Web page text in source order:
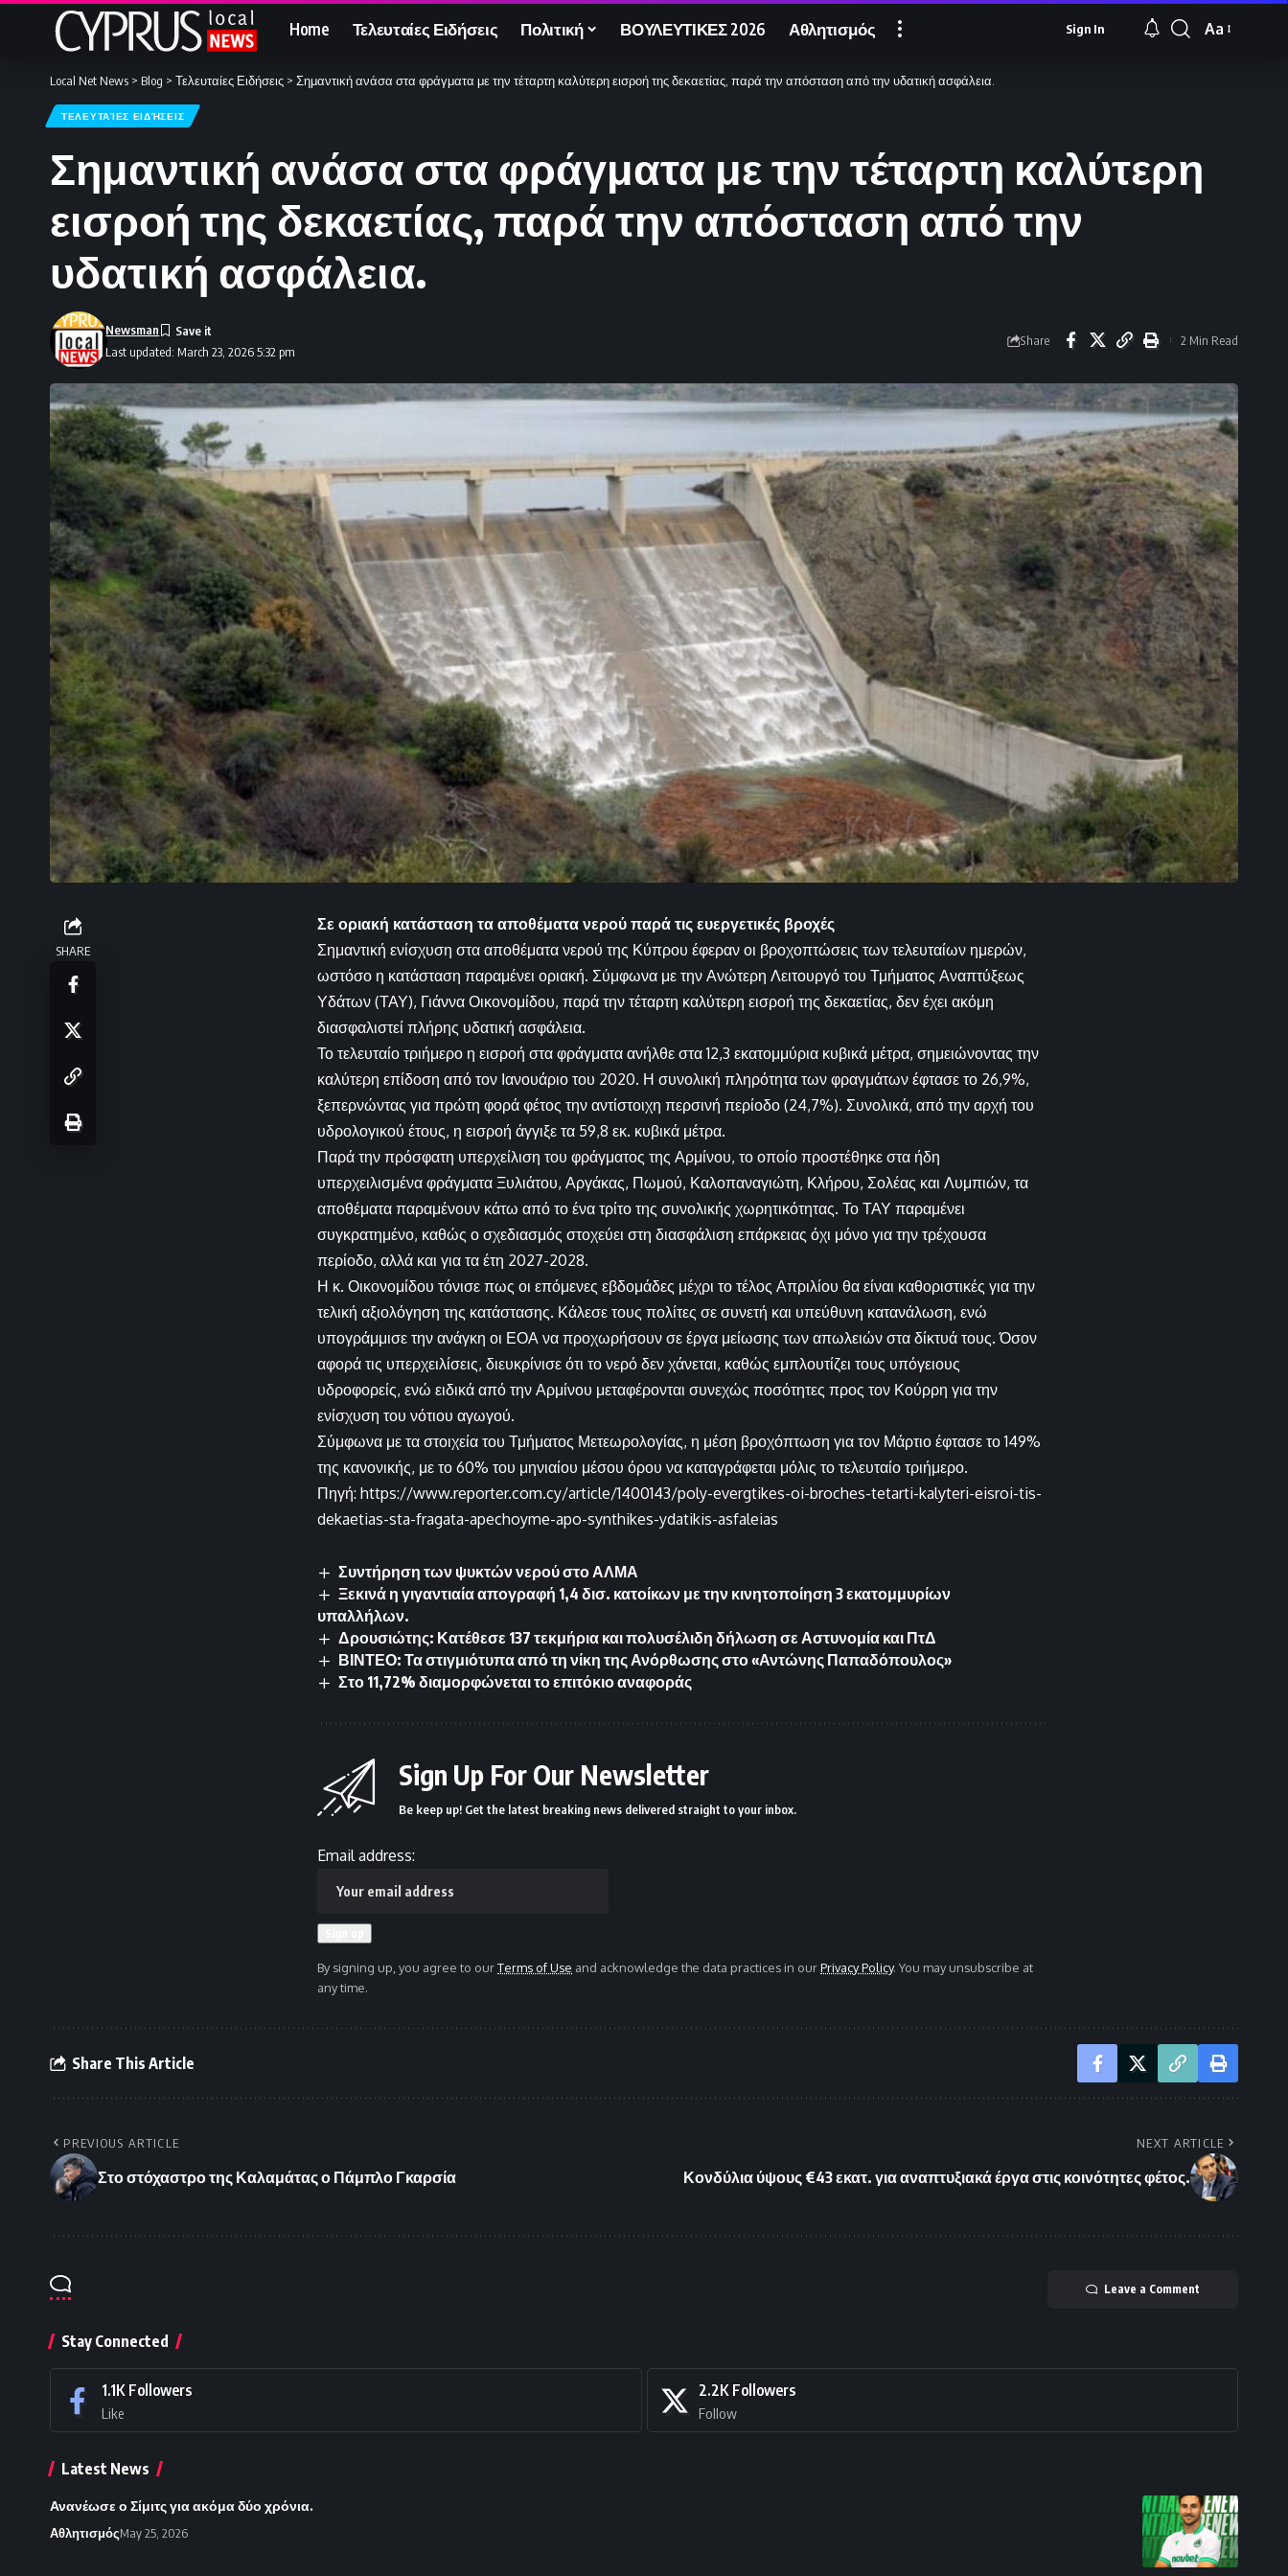
Home Τελευταίες Ειδήσεις Πολιτική ΒΟΥΛΕΥΤΙΚΕΣ 2026 Αθλητισμός Sign In
Font
Aa
Local Net News > Blog > Τελευταίες Ειδήσεις > Σημαντική ανάσα στα φράγματα με την τέταρτη καλύτερη εισροή της δεκαετίας, παρά την απόσταση από την υδατική ασφάλεια.
ΤΕΛΕΥΤΑΊΕΣ ΕΙΔΉΣΕΙΣ
Σημαντική ανάσα στα φράγματα με την τέταρτη καλύτερη
εισροή της δεκαετίας, παρά την απόσταση από την
υδατική ασφάλεια.
Last updated: March 23, 2026 5:32 pm
Newsman
Share 2 Min Read
SHARE
Σε οριακή κατάσταση τα αποθέματα νερού παρά τις ευεργετικές βροχές
Σημαντική ενίσχυση στα αποθέματα νερού της Κύπρου έφεραν οι βροχοπτώσεις των τελευταίων ημερών,
ωστόσο η κατάσταση παραμένει οριακή. Σύμφωνα με την Ανώτερη Λειτουργό του Τμήματος Αναπτύξεως
Υδάτων (ΤΑΥ), Γιάννα Οικονομίδου, παρά την τέταρτη καλύτερη εισροή της δεκαετίας, δεν έχει ακόμη
διασφαλιστεί πλήρης υδατική ασφάλεια.
Το τελευταίο τριήμερο η εισροή στα φράγματα ανήλθε στα 12,3 εκατομμύρια κυβικά μέτρα, σημειώνοντας την
καλύτερη επίδοση από τον Ιανουάριο του 2020. Η συνολική πληρότητα των φραγμάτων έφτασε το 26,9%,
ξεπερνώντας για πρώτη φορά φέτος την αντίστοιχη περσινή περίοδο (24,7%). Συνολικά, από την αρχή του
υδρολογικού έτους, η εισροή άγγιξε τα 59,8 εκ. κυβικά μέτρα.
Παρά την πρόσφατη υπερχείλιση του φράγματος της Αρμίνου, το οποίο προστέθηκε στα ήδη
υπερχειλισμένα φράγματα Ξυλιάτου, Αργάκας, Πωμού, Καλοπαναγιώτη, Κλήρου, Σολέας και Λυμπιών, τα
αποθέματα παραμένουν κάτω από το ένα τρίτο της συνολικής χωρητικότητας. Το ΤΑΥ παραμένει
συγκρατημένο, καθώς ο σχεδιασμός στοχεύει στη διασφάλιση επάρκειας όχι μόνο για την τρέχουσα
περίοδο, αλλά και για τα έτη 2027-2028.
Η κ. Οικονομίδου τόνισε πως οι επόμενες εβδομάδες μέχρι το τέλος Απριλίου θα είναι καθοριστικές για την
τελική αξιολόγηση της κατάστασης. Κάλεσε τους πολίτες σε συνετή και υπεύθυνη κατανάλωση, ενώ
υπογράμμισε την ανάγκη οι ΕΟΑ να προχωρήσουν σε έργα μείωσης των απωλειών στα δίκτυά τους. Όσον
αφορά τις υπερχειλίσεις, διευκρίνισε ότι το νερό δεν χάνεται, καθώς εμπλουτίζει τους υπόγειους
υδροφορείς, ενώ ειδικά από την Αρμίνου μεταφέρονται συνεχώς ποσότητες προς τον Κούρρη για την
ενίσχυση του νότιου αγωγού.
Σύμφωνα με τα στοιχεία του Τμήματος Μετεωρολογίας, η μέση βροχόπτωση για τον Μάρτιο έφτασε το 149%
της κανονικής, με το 60% του μηνιαίου μέσου όρου να καταγράφεται μόλις το τελευταίο τριήμερο.
Πηγή: https://www.reporter.com.cy/article/1400143/poly-evergtikes-oi-broches-tetarti-kalyteri-eisroi-tis-
dekaetias-sta-fragata-apechoyme-apo-synthikes-ydatikis-asfaleias
Συντήρηση των ψυκτών νερού στο ΑΛΜΑ
Ξεκινά η γιγαντιαία απογραφή 1,4 δισ. κατοίκων με την κινητοποίηση 3 εκατομμυρίων
υπαλλήλων.
Δρουσιώτης: Κατέθεσε 137 τεκμήρια και πολυσέλιδη δήλωση σε Αστυνομία και ΠτΔ
ΒΙΝΤΕΟ: Τα στιγμιότυπα από τη νίκη της Ανόρθωσης στο «Αντώνης Παπαδόπουλος»
Στο 11,72% διαμορφώνεται το επιτόκιο αναφοράς
Sign Up For Our Newsletter
Be keep up! Get the latest breaking news delivered straight to your inbox.
Email address:
By signing up, you agree to ourTerms of Use and acknowledge the data practices in ourPrivacy Policy. You may unsubscribe at
any time.
Share This Article
PREVIOUS ARTICLE
Στο στόχαστρο της Καλαμάτας ο Πάμπλο Γκαρσία
NEXT ARTICLE
Κονδύλια ύψους €43 εκατ. για αναπτυξιακά έργα στις κοινότητες φέτος.
Leave a Comment
Stay Connected
1.1K Followers
Like
2.2K Followers
Follow
Latest News
Ανανέωσε ο Σίμιτς για ακόμα δύο χρόνια.
ΑθλητισμόςMay 25, 2026